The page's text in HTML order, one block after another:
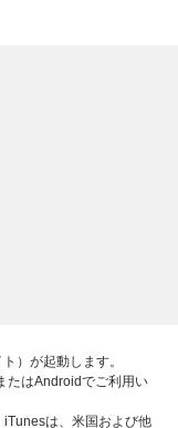
）が起動します。
たはAndroidでご利用い
は、米国および他